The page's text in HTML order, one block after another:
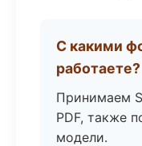
С какими
работаете?
Принимаем
PDF, также
модели.